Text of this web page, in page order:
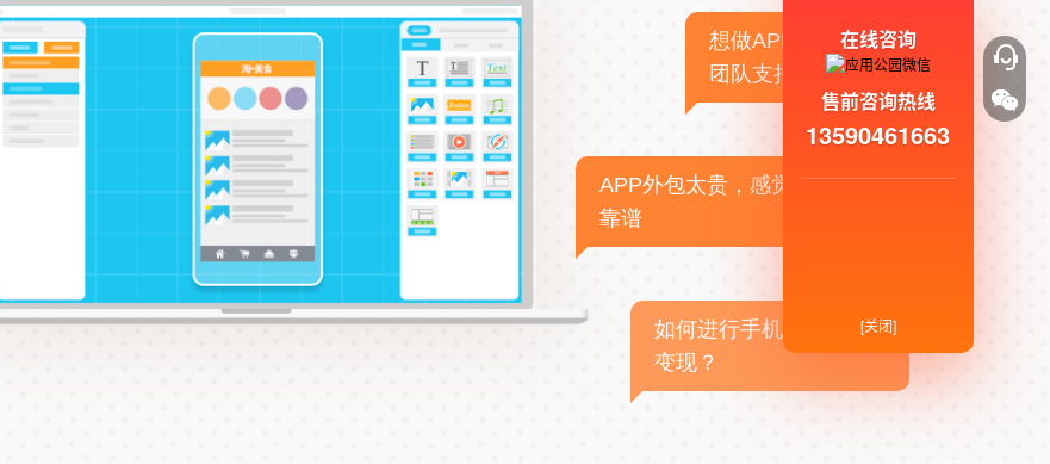
想做APP，但没有技术
团队支持
APP外包太贵，感觉不
靠谱
如何进行手机APP商业
变现？
在线咨询
售前咨询热线
13590461663
[关闭]